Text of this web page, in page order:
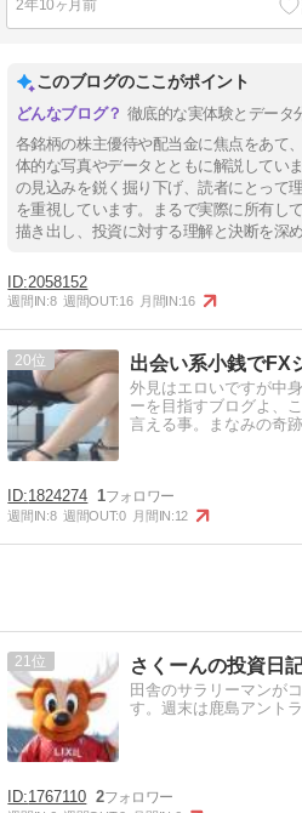
2年10ヶ月前
このブログのここがポイント
徹底的な実体験とデータ
各銘柄の株主優待や配当金に焦点をあて
体的な写真やデータとともに解説してい
の見込みを鋭く掘り下げ、読者にとって
を重視しています。まるで実際に所有し
描き出し、投資に対する理解と決断を深
2058152
週間IN:8 週間OUT:16 月間IN:16
20 出会い系小銭でFX
外見はエロいですが中
ーを目指すブログよ、
言える事。まなみの奇
1824274 1
週間IN:8 週間OUT:0 月間IN:12
21 さくーんの投資日
田舎のサラリーマンが
す。週末は鹿島アントラ
1767110 2